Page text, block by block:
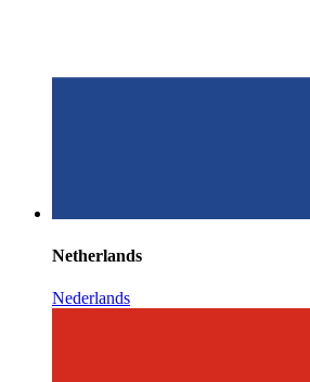
Netherlands
Nederlands